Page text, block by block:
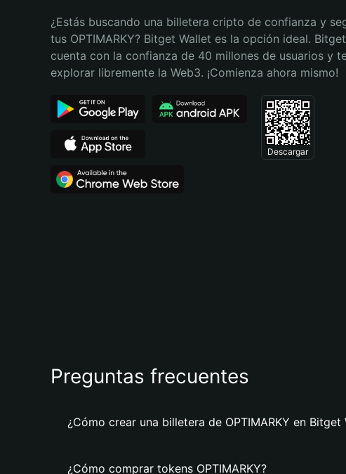
Português (Brasil)
Español (Argentina)
¿Estás buscando una billetera cripto de confianza y
tus OPTIMARKY? Bitget Wallet es la opción ideal.
cuenta con la confianza de 40 millones de usuarios y
explorar libremente la Web3. ¡Comienza ahora mismo!
Descargar
Preguntas frecuentes
¿Cómo crear una billetera de OPTIMARKY en Bitget
¿Cómo comprar tokens OPTIMARKY?